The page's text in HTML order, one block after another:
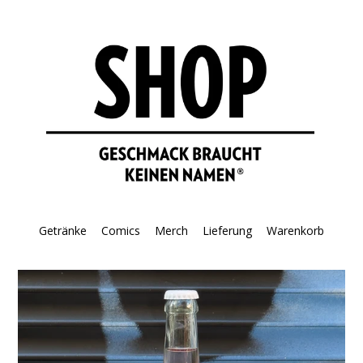
Getränke Comics Merch Lieferung Warenkorb